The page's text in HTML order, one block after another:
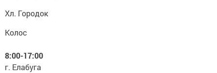
Хл. Городок
Колос
8:00-17:00
г. Елабуга